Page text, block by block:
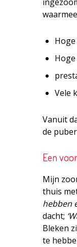
Vele
Vanuit
de
Een
Mijn
thuis
hebben
dacht;
Bleken
te